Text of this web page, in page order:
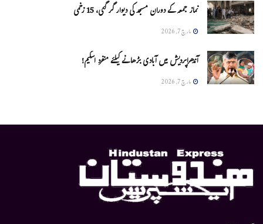
نماز جمعہ کے دوران مسجد کی دیوار گر گئی، 15 زخمی
مارچ 7, 2026
آندھراپردیش میں آبادی بڑھانے کیلئے منفرد اسکیم!
مارچ 7, 2026